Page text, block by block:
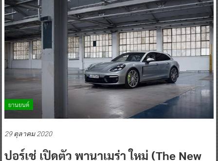
ยานยนต์
29 ตุลาคม 2020
ปอร์เช่ เปิดตัว พานาเมร่า ใหม่ (The New